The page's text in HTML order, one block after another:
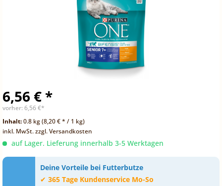
6,56 € *
vorher: 6,56 €*
Inhalt:0.8 kg (8,20 € * / 1 kg)
inkl. MwSt.zzgl. Versandkosten
auf Lager. Lieferung innerhalb 3-5 Werktagen
Deine Vorteile bei Futterbutze
✔ 365 Tage Kundenservice Mo-So